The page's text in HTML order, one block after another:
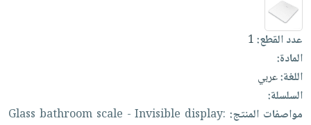
العناية
بالأسنان
الحمية
والتغذية
أدوات
المائدة
الأوعية
والتخزين
أدوات
المطبخ
الأكثر
مبيعاً
العودة
للمدارس
اكسسوارات
كتب
شحن
مجاني
بنود
مختارة
اشتراكات
كلبحث
عدد القطع:1
المادة:
اللغة:عربي
السلسلة:
مواصفات المنتج:
Glass bathroom scale -Invisible display: